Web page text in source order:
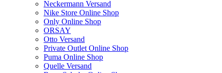
Neckermann Versand
Nike Store Online Shop
Only Online Shop
ORSAY
Otto Versand
Private Outlet Online Shop
Puma Online Shop
Quelle Versand